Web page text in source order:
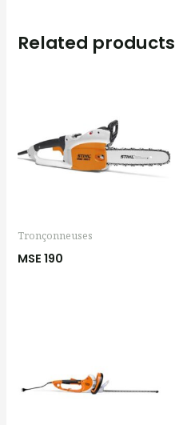
Related products
Tronçonneuses
MSE 190